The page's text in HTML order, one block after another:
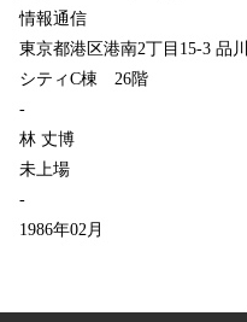
情報通信
東京都港区港南2丁目15-3 品
シティC棟 26階
-
林 丈博
未上場
-
1986年02月